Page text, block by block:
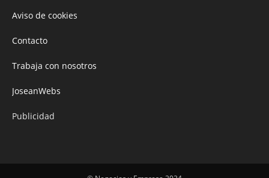
Aviso de cookies
Contacto
Trabaja con nosotros
JoseanWebs
Publicidad